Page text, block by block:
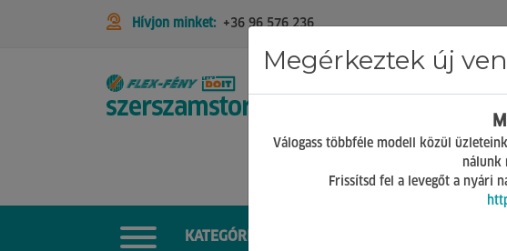
Hívjon minket: +36 96 576 236
STIHL Hírek ÁSZF
KATEGÓRIÁK
Megérkeztek új
Válogass többféle modell közül
nálunk
Frissítsd fel a levegőt a nyári